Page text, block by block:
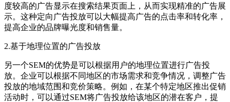
度较高的广告显示在搜索结果页面上，从而实现精准的广告展
示。这种定向广告投放可以大幅提高广告的点击率和转化率，
提高企业的品牌曝光度和销售量。
2.基于地理位置的广告投放
另一个SEM的优势是可以根据用户的地理位置进行广告投
放。企业可以根据不同地区的市场需求和竞争情况，调整广告
投放的地域范围和竞价策略。例如，在某个特定地区推出促销
活动时，可以通过SEM将广告投放给该地区的潜在客户，提